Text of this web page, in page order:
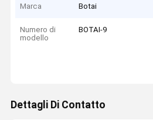
Marca Botai
Numero di
modello
BOTAI-9
Dettagli Di Contatto